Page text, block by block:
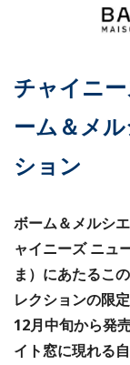
チャイニ
ーム＆メ
ション
ボーム＆メルシ
ャイニーズ ニュ
ま）にあたるこ
レクションの限
12月中旬から発
イト窓に現れる